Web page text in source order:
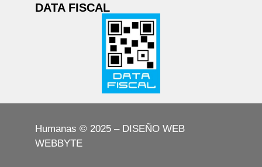
DATA FISCAL
Humanas © 2025 – DISEÑO WEB
WEBBYTE